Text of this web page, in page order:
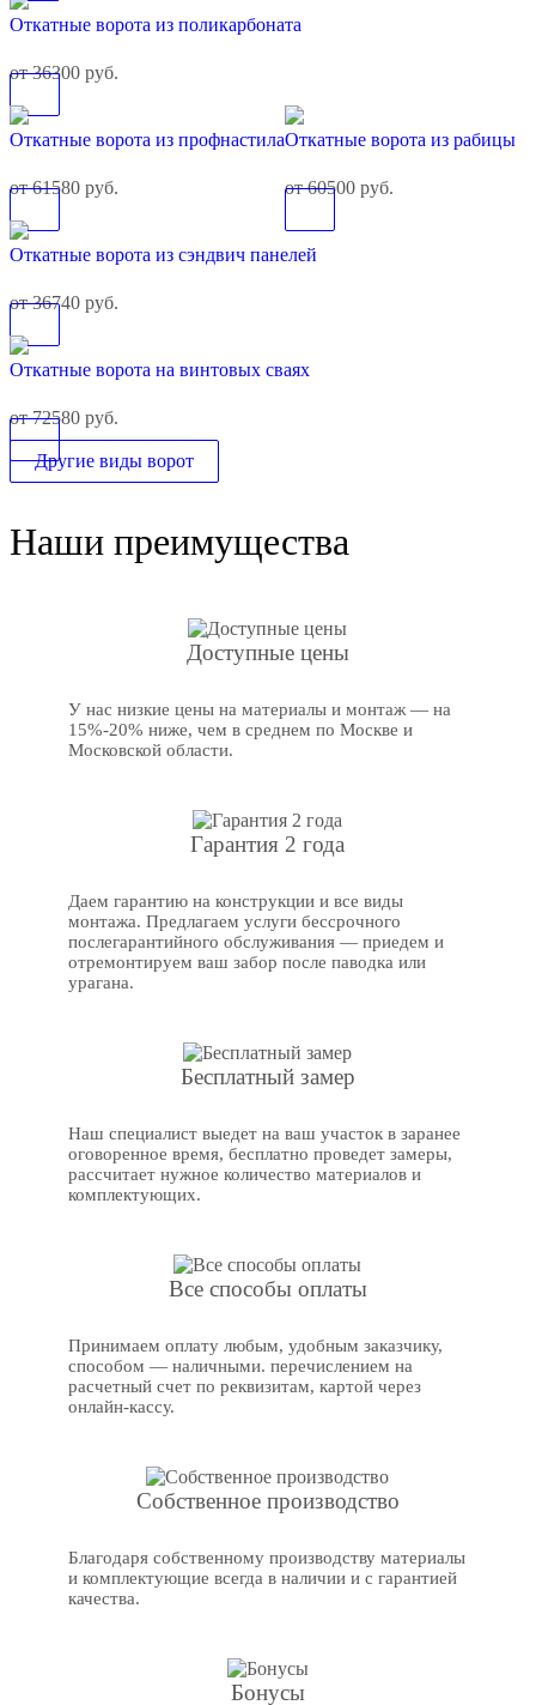
Откатные ворота из поликарбоната
от 36300 руб.
Откатные ворота из профнастила
от 61580 руб.
Откатные ворота из рабицы
от 60500 руб.
Откатные ворота из сэндвич панелей
от 36740 руб.
Откатные ворота на винтовых сваях
от 72580 руб.
Другие виды ворот
Наши преимущества
Доступные цены
У нас низкие цены на материалы и монтаж — на
15%-20% ниже, чем в среднем по Москве и
Московской области.
Гарантия 2 года
Даем гарантию на конструкции и все виды
монтажа. Предлагаем услуги бессрочного
послегарантийного обслуживания — приедем и
отремонтируем ваш забор после паводка или
урагана.
Бесплатный замер
Наш специалист выедет на ваш участок в заранее
оговоренное время, бесплатно проведет замеры,
рассчитает нужное количество материалов и
комплектующих.
Все способы оплаты
Принимаем оплату любым, удобным заказчику,
способом — наличными. перечислением на
расчетный счет по реквизитам, картой через
онлайн-кассу.
Собственное производство
Благодаря собственному производству материалы
и комплектующие всегда в наличии и с гарантией
качества.
Бонусы